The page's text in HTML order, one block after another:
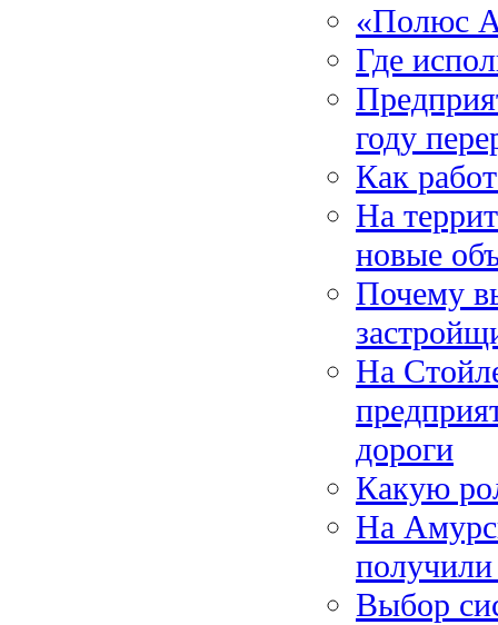
«Полюс
Где
году
Как
На
новые
Почему
На
дороги
Какую
На
получили
Выбор